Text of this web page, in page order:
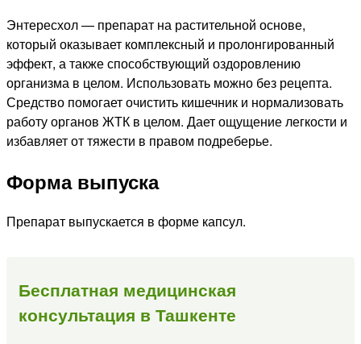
Энтересхол — препарат на растительной основе,
который оказывает комплексный и пролонгированный
эффект, а также способствующий оздоровлению
организма в целом. Использовать можно без рецепта.
Средство помогает очистить кишечник и нормализовать
работу органов ЖТК в целом. Дает ощущение легкости и
избавляет от тяжести в правом подреберье.
Форма выпуска
Препарат выпускается в форме капсул.
Бесплатная медицинская
консультация в Ташкенте